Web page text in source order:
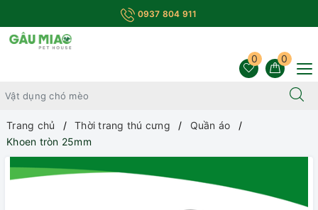
0937 804 911
0
0
Trang chủ Thời trang thú cưng
Quần áo
Khoen tròn 25mm